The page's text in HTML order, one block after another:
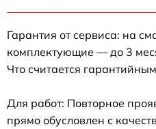
Гарантия от сервиса: на
комплектующие — до 3
Что считается
Для работ: Повторное
прямо обусловлен с